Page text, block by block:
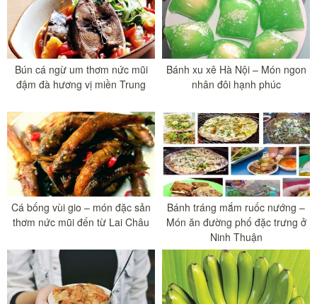
Bún cá ngừ um thơm nức mũi
đậm đà hương vị miền Trung
Bánh xu xê Hà Nội – Món ngon
nhân đôi hạnh phúc
Cá bống vùi gio – món đặc sản
thơm nức mũi đến từ Lai Châu
Bánh tráng mắm ruốc nướng –
Món ăn đường phố đặc trưng ở
Ninh Thuận